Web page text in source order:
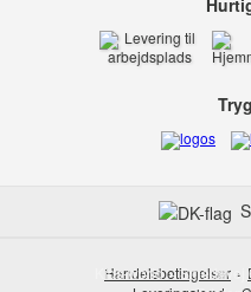
Handelsbetingelser
Kids-world Smedevej